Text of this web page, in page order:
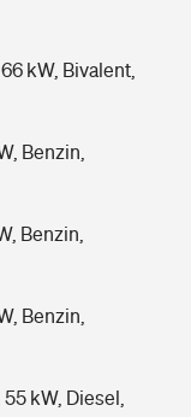
kW, Bivalent,
Benzin,
Benzin,
Benzin,
kW, Diesel,